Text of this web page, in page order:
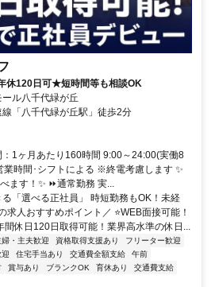
休120日可★短時間等も相談OK
ル八千代緑が丘
「八千代緑が丘駅」徒歩2分
1ヶ月あたり160時間 9:00～24:00(実働8
時間･シフトによる ※終電考慮します ✨
ます！✨ ⏩通常勤務 実...
「選べる正社員」 時短勤務もOK！未経
求人おすすめポイント／ ⭐WEB面接可能！
間休日120日取得可能！業界高水準の休日...
婦・主夫歓迎 資格取得支援あり
フリーター歓迎
住宅手当あり 交通費全額支給
午前
賞与あり ブランクOK 育休あり
交通費支給